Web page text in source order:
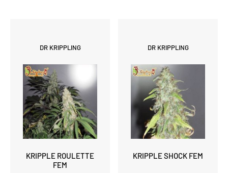
DR KRIPPLING
KRIPPLE ROULETTE
FEM
DR KRIPPLING
KRIPPLE SHOCK FEM